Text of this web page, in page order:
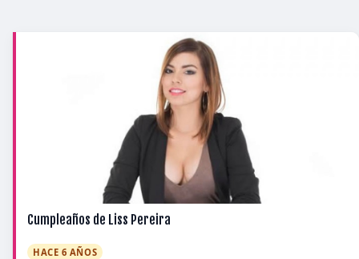
Cumpleaños de Liss Pereira
HACE 6 AÑOS